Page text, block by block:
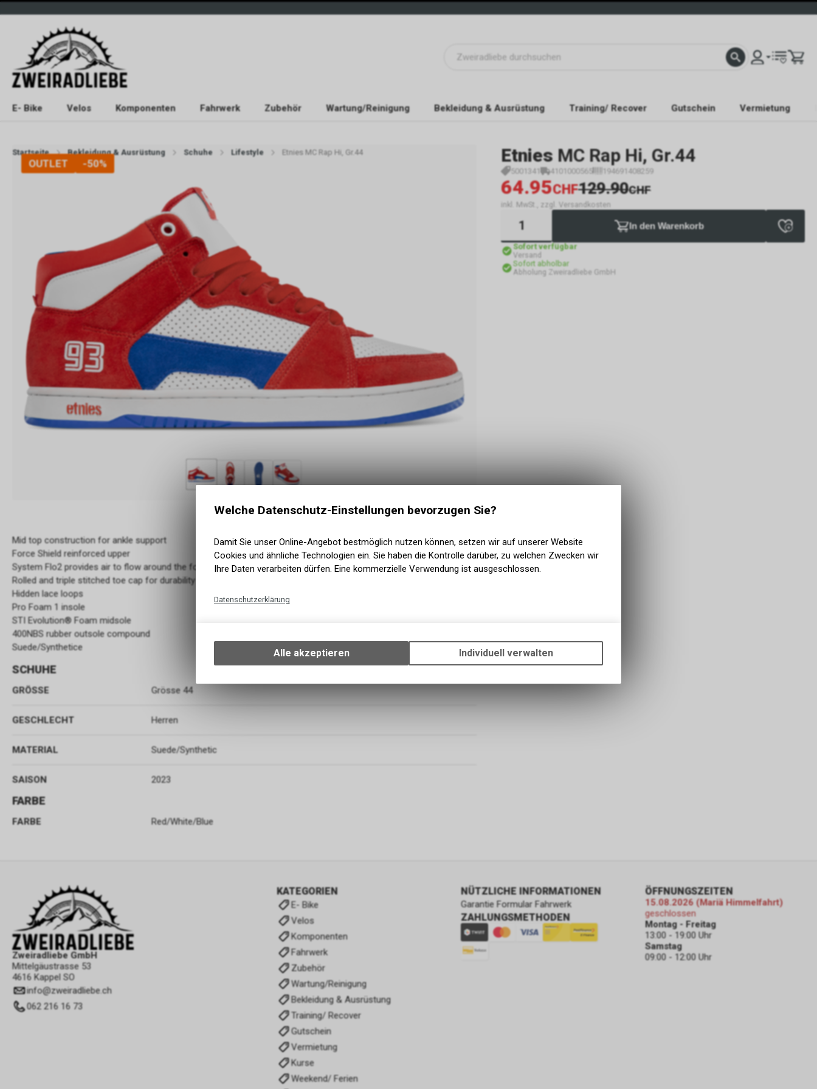
E- Bike Velos Komponenten Fahrwerk Zubehör Wartung/Reinigung Bekleidung & Ausrüstung Training/ Recover Gutschein Vermietung
Startseite Bekleidung & Ausrüstung Schuhe Lifestyle Etnies MC Rap Hi, Gr.44
OUTLET -50% Etnies MC Rap Hi, Gr.44
5001341 4101000565 194691408259
64.95CHF129.90CHF
inkl. MwSt., zzgl. Versandkosten
In den Warenkorb
Sofort verfügbar
Versand
Sofort abholbar
Abholung Zweiradliebe GmbH
Mid top construction for ankle support
Force Shield reinforced upper
System Flo2 provides air to flow around the foot
Rolled and triple stitched toe cap for durability
Hidden lace loops
Pro Foam 1 insole
STI Evolution® Foam midsole
400NBS rubber outsole compound
Suede/Synthetice
SCHUHE
GRÖSSE Grösse 44
GESCHLECHT Herren
MATERIAL Suede/Synthetic
SAISON 2023
FARBE
FARBE Red/White/Blue
Zweiradliebe GmbH
Mittelgäustrasse 53
4616 Kappel SO
info@zweiradliebe.ch
062 216 16 73
KATEGORIEN
E- Bike
Velos
Komponenten
Fahrwerk
Zubehör
Wartung/Reinigung
Bekleidung & Ausrüstung
Training/ Recover
Gutschein
Vermietung
Kurse
Weekend/ Ferien
NÜTZLICHE INFORMATIONEN
Garantie Formular Fahrwerk
ZAHLUNGSMETHODEN
ÖFFNUNGSZEITEN
15.08.2026 (Mariä Himmelfahrt)
geschlossen
Montag - Freitag
13:00 - 19:00 Uhr
Samstag
09:00 - 12:00 Uhr
Welche Datenschutz-Einstellungen bevorzugen Sie?
Damit Sie unser Online-Angebot bestmöglich nutzen können, setzen wir auf unserer Website
Cookies und ähnliche Technologien ein. Sie haben die Kontrolle darüber, zu welchen Zwecken wir
Ihre Daten verarbeiten dürfen. Eine kommerzielle Verwendung ist ausgeschlossen.
Datenschutzerklärung
Ihrem Gerät, um die grundlegenden Funktionen unseres Online-Angebots, wie die
Verwendung des Warenkorbs, zu ermöglichen. Bitte beachten Sie, dass die
zulassen.
Alle akzeptieren Individuell verwalten